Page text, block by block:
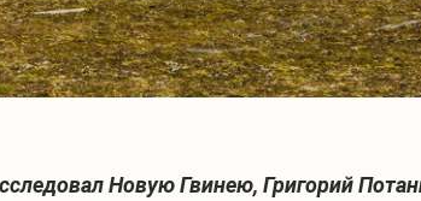
Новую Гвинею, Григорий